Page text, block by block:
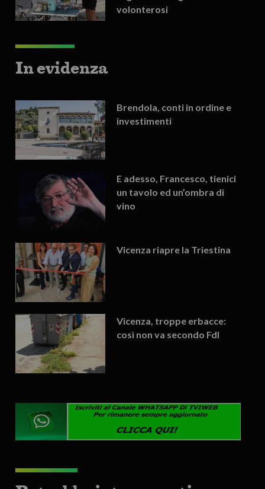
volonterosi
In evidenza
Brendola, conti in ordine e
investimenti
E adesso, Francesco, tienici
un tavolo ed un’ombra di
vino
Vicenza riapre la Triestina
Vicenza, troppe erbacce:
così non va secondo FdI